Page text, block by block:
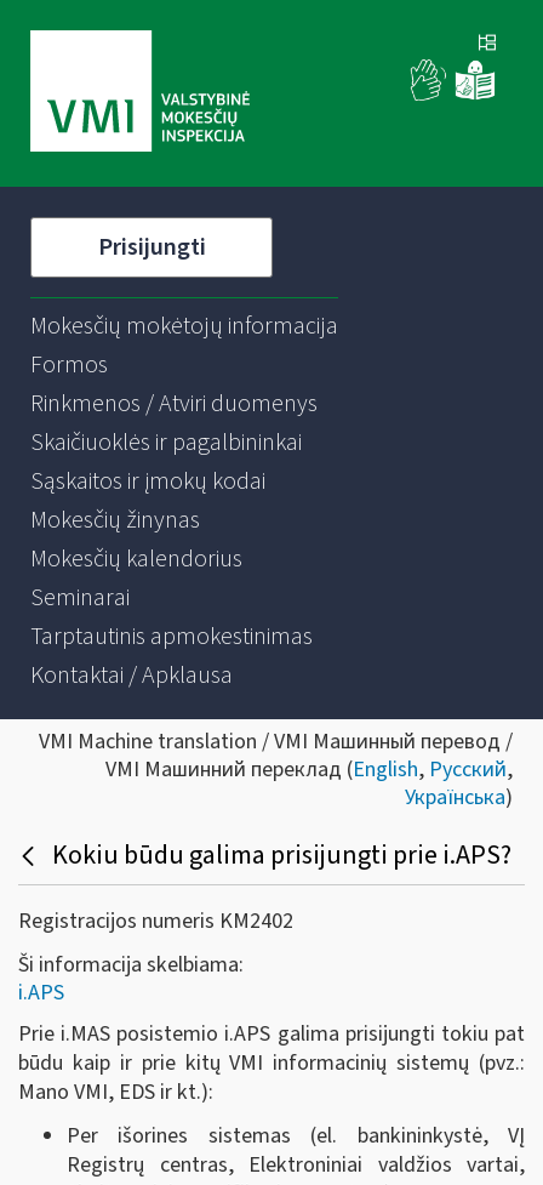
Prisijungti
Mokesčių mokėtojų informacija
Formos
Rinkmenos / Atviri duomenys
Skaičiuoklės ir pagalbininkai
Sąskaitos ir įmokų kodai
Mokesčių žinynas
Mokesčių kalendorius
Seminarai
Tarptautinis apmokestinimas
Kontaktai / Apklausa
VMI Machine translation / VMI Машинный перевод /
VMI Машинний переклад (English, Русский,
Українська)
Kokiu būdu galima prisijungti prie i.APS?
Registracijos numeris KM2402
Ši informacija skelbiama:
i.APS
Prie i.MAS posistemio i.APS galima prisijungti tokiu pat
būdu kaip ir prie kitų VMI informacinių sistemų (pvz.:
Mano VMI, EDS ir kt.):
Per išorines sistemas (el. bankininkystė, VĮ
Registrų centras, Elektroniniai valdžios vartai,